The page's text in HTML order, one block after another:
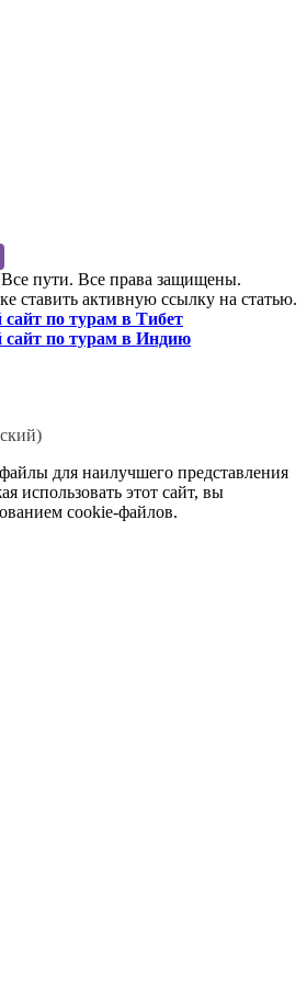
пути. Все права защищены.
ставить активную ссылку на статью.
по турам в Тибет
по турам в Индию
)
для наилучшего представления
использовать этот сайт, вы
cookie-файлов.